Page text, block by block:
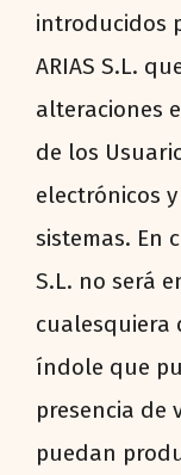
introducidos
ARIAS S.L.
alteraciones
de los
electrónicos
sistemas. En
S.L. no será
cualesquiera
índole que
presencia de
puedan